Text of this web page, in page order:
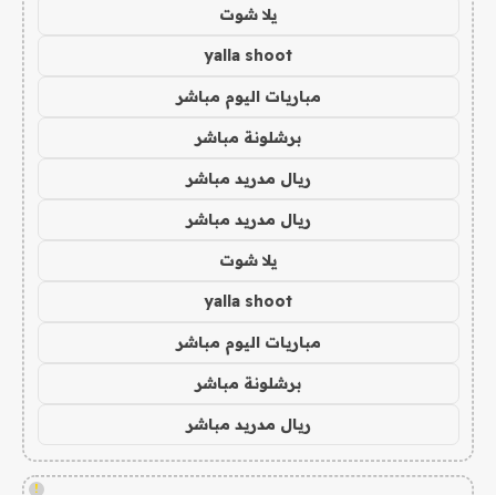
يلا شوت
yalla shoot
مباريات اليوم مباشر
برشلونة مباشر
ريال مدريد مباشر
ريال مدريد مباشر
يلا شوت
yalla shoot
مباريات اليوم مباشر
برشلونة مباشر
ريال مدريد مباشر
!